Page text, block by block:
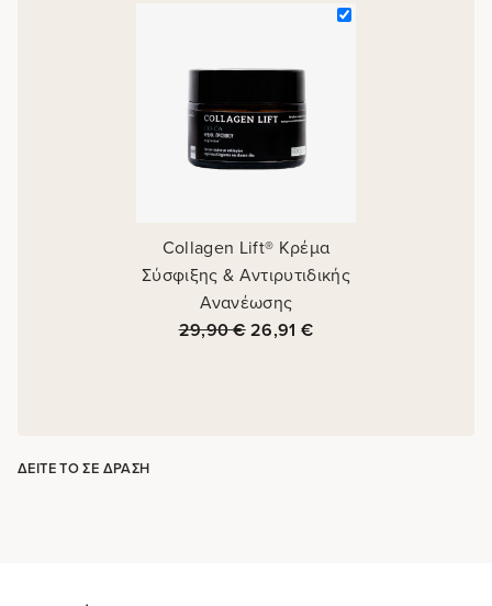
Collagen Lift® Κρέμα
Σύσφιξης & Αντιρυτιδικής
Ανανέωσης
29,90€26,91€
ΔΕΊΤΕ ΤΟ ΣΕ ΔΡΆΣΗ